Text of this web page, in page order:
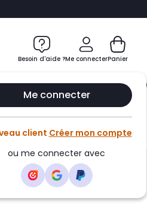
chatbot
Besoin d'aide ?Me connecter
Me connecter
client Créer mon compte
ou me connecter avec
Panier
Club Infinity
au panier